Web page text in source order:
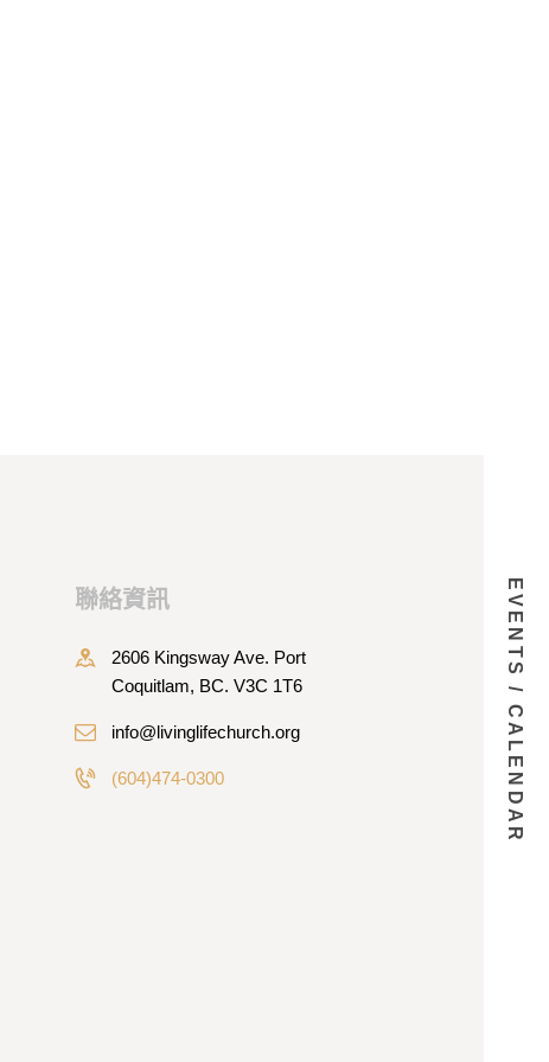
聯絡資訊
2606 Kingsway Ave. Port
Coquitlam, BC. V3C 1T6
info@livinglifechurch.org
(604)474-0300 EVENTS / CALENDAR